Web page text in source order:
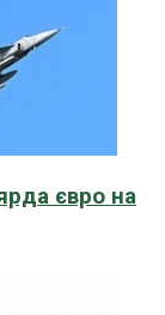
євро на